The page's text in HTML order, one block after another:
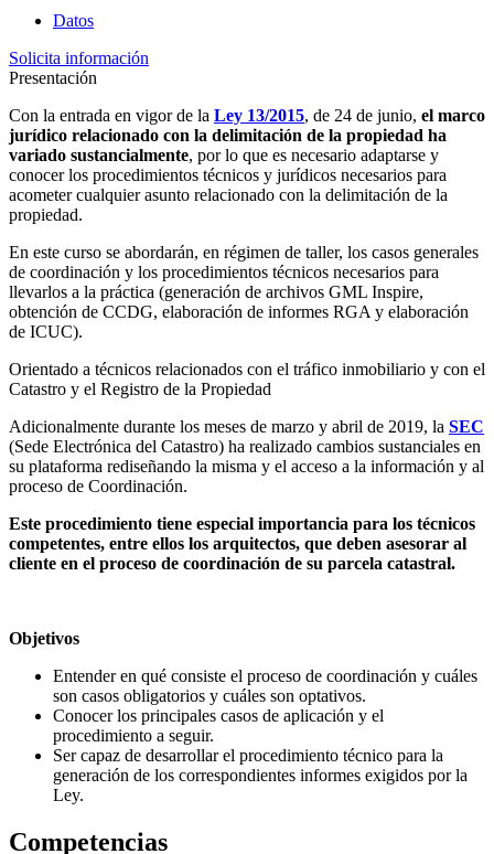
Datos
Solicita información
Presentación
Con la entrada en vigor de la Ley 13/2015, de 24 de junio, el marco
jurídico relacionado con la delimitación de la propiedad ha
variado sustancialmente, por lo que es necesario adaptarse y
conocer los procedimientos técnicos y jurídicos necesarios para
acometer cualquier asunto relacionado con la delimitación de la
propiedad.
En este curso se abordarán, en régimen de taller, los casos generales
de coordinación y los procedimientos técnicos necesarios para
llevarlos a la práctica (generación de archivos GML Inspire,
obtención de CCDG, elaboración de informes RGA y elaboración
de ICUC).
Orientado a técnicos relacionados con el tráfico inmobiliario y con el
Catastro y el Registro de la Propiedad
Adicionalmente durante los meses de marzo y abril de 2019, la SEC
(Sede Electrónica del Catastro) ha realizado cambios sustanciales en
su plataforma rediseñando la misma y el acceso a la información y al
proceso de Coordinación.
Este procedimiento tiene especial importancia para los técnicos
competentes, entre ellos los arquitectos, que deben asesorar al
cliente en el proceso de coordinación de su parcela catastral.
Objetivos
Entender en qué consiste el proceso de coordinación y cuáles
son casos obligatorios y cuáles son optativos.
Conocer los principales casos de aplicación y el
procedimiento a seguir.
Ser capaz de desarrollar el procedimiento técnico para la
generación de los correspondientes informes exigidos por la
Ley.
Competencias